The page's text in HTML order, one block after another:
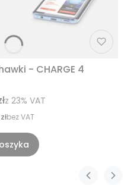
- CHARGE 4
z 23% VAT
bez VAT